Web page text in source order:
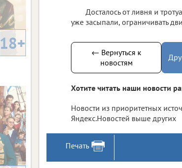
Досталось от ливня и
уже засыпали, ограничивать
← Вернуться к
новостям
Хотите читать наши новости
Новости из приоритетных
Яндекс.Новостей выше других
Печать
18+